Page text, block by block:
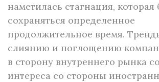
наметилась стагнация, которая
сохраняться определенное
продолжительное время.
слиянию и поглощению
в сторону внутреннего рынка
интереса со стороны